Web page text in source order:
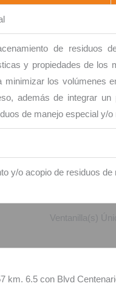
de
y propiedades de
los volúmenes
además de integrar
de manejo especial y/
y/o acopio de residuos
Ventanilla(s)
km. 6.5 con Blvd